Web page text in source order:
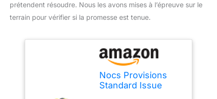
prétendent résoudre. Nous les avons mises à l’épreuve sur le
terrain pour vérifier si la promesse est tenue.
Nocs Provisions
Standard Issue